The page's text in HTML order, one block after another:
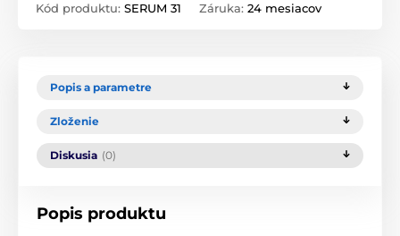
Kód produktu: SERUM 31 Záruka: 24 mesiacov
Popis a parametre
Zloženie
Diskusia (0)
Popis produktu